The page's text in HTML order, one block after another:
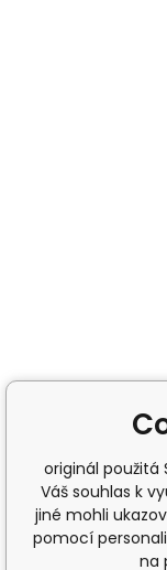
originál použitá
Váš souhlas k
jiné mohli
pomocí
na